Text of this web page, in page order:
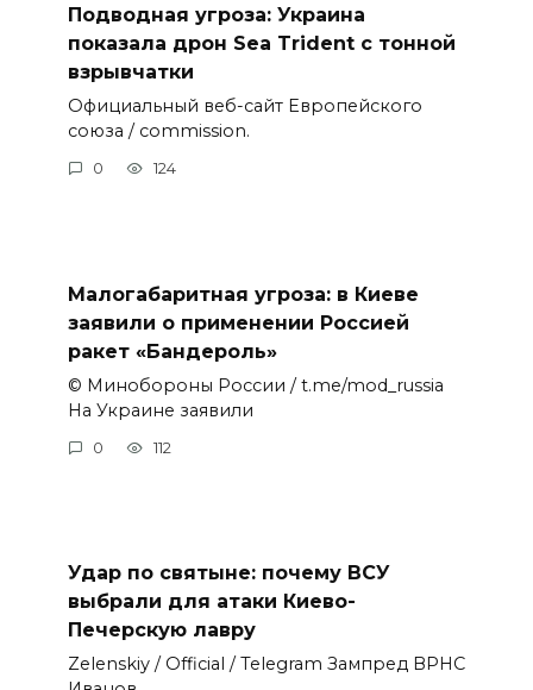
Подводная угроза: Украина
показала дрон Sea Trident с тонной
взрывчатки
Официальный веб-сайт Европейского
союза / commission.
0 124
Малогабаритная угроза: в Киеве
заявили о применении Россией
ракет «Бандероль»
© Минобороны России / t.me/mod_russia
На Украине заявили
0 112
Удар по святыне: почему ВСУ
выбрали для атаки Киево-
Печерскую лавру
Zеlеnskiу / Оfficiаl / Telegram Зампред ВРНС